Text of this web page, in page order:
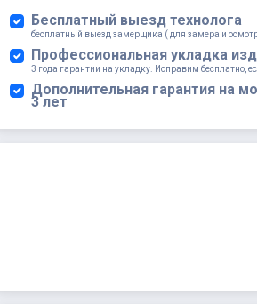
Interbau
Abell
273
Графитово-
серый,
мм
Бесплатный выезд технолога
бесплатный выезд замерщика ( для замера и
Профессиональная укладка
3 года гарантии на укладку. Исправим бесплатно,
Дополнительная гарантия на
3 лет